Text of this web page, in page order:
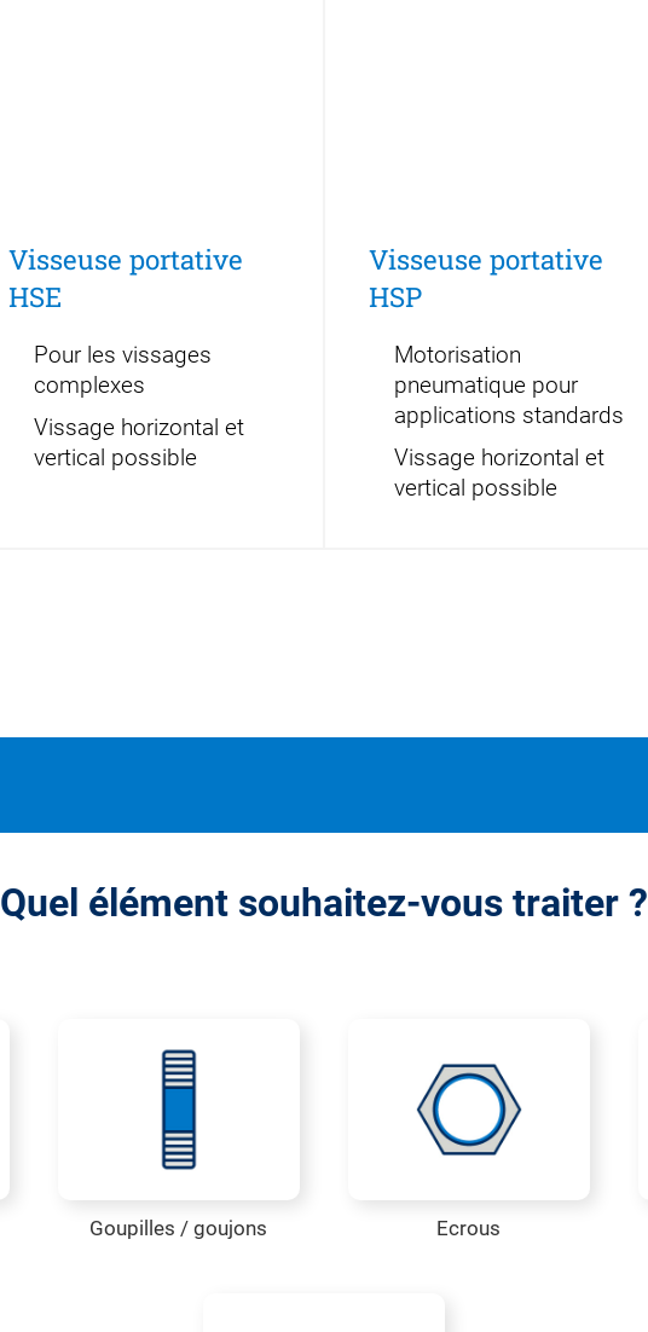
Visseuse portative
HSE
Pour les vissages
complexes
Vissage horizontal et
vertical possible
Visseuse portative
HSP
Motorisation
pneumatique pour
applications standards
Vissage horizontal et
vertical possible
Quel élément souhaitez-vous traiter ?
Goupilles / goujons Ecrous